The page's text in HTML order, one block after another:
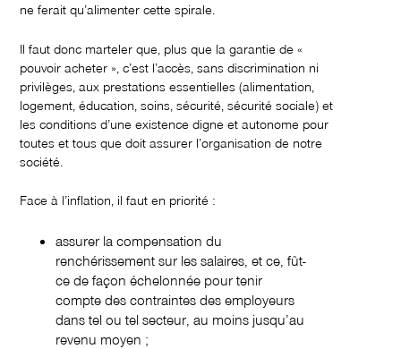
ne ferait qu’alimenter cette spirale.
Il faut donc marteler que, plus que la garantie de «
pouvoir acheter », c’est l’accès, sans discrimination ni
privilèges, aux prestations essentielles (alimentation,
logement, éducation, soins, sécurité, sécurité sociale) et
les conditions d’une existence digne et autonome pour
toutes et tous que doit assurer l’organisation de notre
société.
Face à l’inflation, il faut en priorité :
assurer la compensation du
renchérissement sur les salaires, et ce, fût-
ce de façon échelonnée pour tenir
compte des contraintes des employeurs
dans tel ou tel secteur, au moins jusqu’au
revenu moyen ;